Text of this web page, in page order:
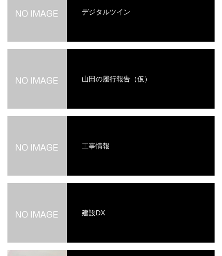
デジタルツイン
山田の履行報告（仮）
工事情報
建設DX